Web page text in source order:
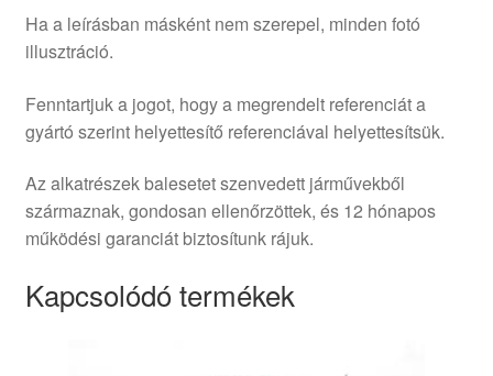
Ha a leírásban másként nem szerepel, minden fotó
illusztráció.
Fenntartjuk a jogot, hogy a megrendelt referenciát a
gyártó szerint helyettesítő referenciával helyettesítsük.
Az alkatrészek balesetet szenvedett járművekből
származnak, gondosan ellenőrzöttek, és 12 hónapos
működési garanciát biztosítunk rájuk.
Kapcsolódó termékek